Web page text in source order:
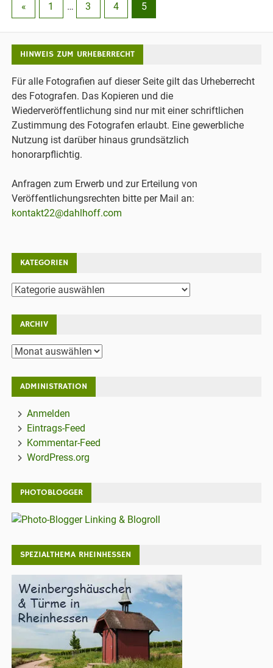
« 1 … 3 4 5
HINWEIS ZUM URHEBERRECHT
Für alle Fotografien auf dieser Seite gilt das Urheberrecht
des Fotografen. Das Kopieren und die
Wiederveröffentlichung sind nur mit einer schriftlichen
Zustimmung des Fotografen erlaubt. Eine gewerbliche
Nutzung ist darüber hinaus grundsätzlich
honorarpflichtig.
Anfragen zum Erwerb und zur Erteilung von
Veröffentlichungsrechten bitte per Mail an:
kontakt22@dahlhoff.com
KATEGORIEN
Kategorien
ARCHIV
Archiv
ADMINISTRATION
Anmelden
Eintrags-Feed
Kommentar-Feed
WordPress.org
PHOTOBLOGGER
SPEZIALTHEMA RHEINHESSEN